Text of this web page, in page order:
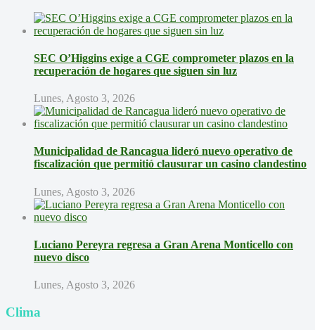
SEC O’Higgins exige a CGE comprometer plazos en la
recuperación de hogares que siguen sin luz
Lunes, Agosto 3, 2026
Municipalidad de Rancagua lideró nuevo operativo de
fiscalización que permitió clausurar un casino clandestino
Lunes, Agosto 3, 2026
Luciano Pereyra regresa a Gran Arena Monticello con
nuevo disco
Lunes, Agosto 3, 2026
Clima